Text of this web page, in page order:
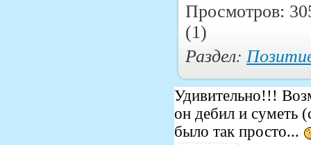
Просмотров:
(1)
Раздел:
Удивительно!!!
он дебил и суметь
было так просто...